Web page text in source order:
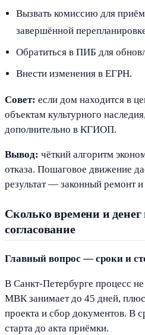
Вызвать комиссию для
завершённой
Обратиться в ПИБ для
Внести изменения в ЕГРН.
Совет: если дом находится в
объектам культурного
дополнительно в КГИОП.
Вывод: чёткий алгоритм
отказа. Пошаговое движение
результат — законный ремонт
Сколько времени и
согласование
Главный вопрос — сроки и
В Санкт-Петербурге процесс
МВК занимает до 45 дней,
проекта и сбор документов. В
старта до акта приёмки.